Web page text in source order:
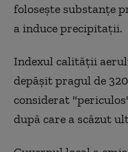
foloseşte substanţe
a induce precipitaţii.
Indexul calităţii
depăşit pragul de
considerat
după care a scăzut